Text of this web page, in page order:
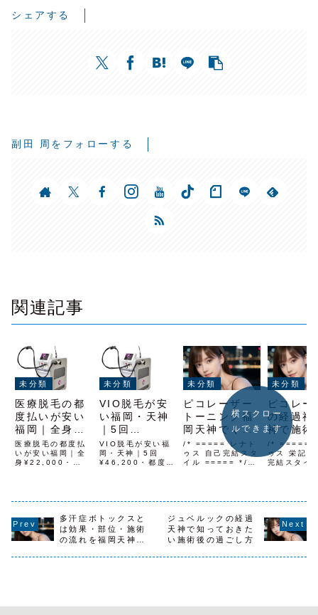
シェアする
副田 周をフォローする
関連記事
未分類
医療脱毛の都
度払いが安い
福岡｜全身
¥22,000・
VIO¥9,799
医療脱毛の都度払
いが安い福岡｜全
身¥22,000・
下鉄空港線「天神
駅」西1出口から
徒歩3分、西鉄
「西鉄福岡（天
未分類
VIO脱毛が安
い福岡・天神
｜5回
¥46,200・都
度払い
¥9,799
VIO脱毛が安い福
岡・天神｜5回
¥46,200・都度払
港線「天神駅」西
1出口から徒歩3
分、西鉄「西鉄福
岡（天神）駅」か
未分類
ピコレーザー
トーニング福
岡天神でくす
み・肝斑・色
ムラを整える
/* ===== レナト
ゥス 自己完結スタ
イル ===== */
Gothic ProN',
'Noto ...
未分類
ピコレー
の経過福
神で施術
過ごし方
化を確認
/* =====
ゥス 栄記
完結スタイ
'Hiragino
Gothic
'N...
横スクロー
ルできます
多汗症ボトックスと
は効果・部位・施術
の流れを福岡天神院
ジュベルックの経過
天神で知っておきた
い施術後の過ごし方